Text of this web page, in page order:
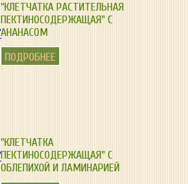
"КЛЕТЧАТКА РАСТИТЕЛЬНАЯ
ПЕКТИНОСОДЕРЖАЩАЯ" С
АНАНАСОМ
ПОДРОБНЕЕ
"КЛЕТЧАТКА
ПЕКТИНОСОДЕРЖАЩАЯ" С
ОБЛЕПИХОЙ И ЛАМИНАРИЕЙ